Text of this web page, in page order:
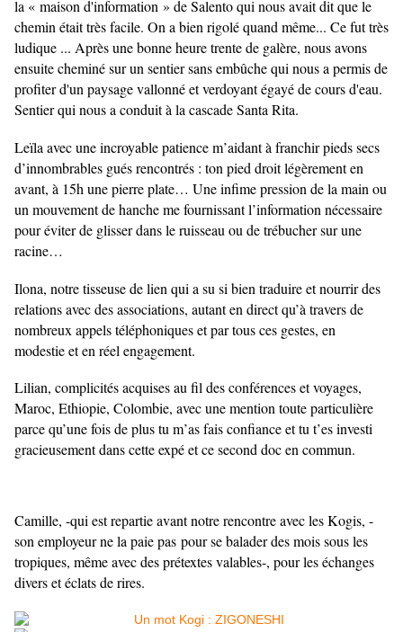
la « maison d'information » de Salento qui nous avait dit que le
chemin était très facile. On a bien rigolé quand même... Ce fut très
ludique ... Après une bonne heure trente de galère, nous avons
ensuite cheminé sur un sentier sans embûche qui nous a permis de
profiter d'un paysage vallonné et verdoyant égayé de cours d'eau.
Sentier qui nous a conduit à la cascade Santa Rita.
Leïla avec une incroyable patience m’aidant à franchir pieds secs
d’innombrables gués rencontrés : ton pied droit légèrement en
avant, à 15h une pierre plate… Une infime pression de la main ou
un mouvement de hanche me fournissant l’information nécessaire
pour éviter de glisser dans le ruisseau ou de trébucher sur une
racine…
Ilona, notre tisseuse de lien qui a su si bien traduire et nourrir des
relations avec des associations, autant en direct qu’à travers de
nombreux appels téléphoniques et par tous ces gestes, en
modestie et en réel engagement.
Lilian, complicités acquises au fil des conférences et voyages,
Maroc, Ethiopie, Colombie, avec une mention toute particulière
parce qu’une fois de plus tu m’as fais confiance et tu t’es investi
gracieusement dans cette expé et ce second doc en commun.
Camille, -qui est repartie avant notre rencontre avec les Kogis, -
son employeur ne la paie pas pour se balader des mois sous les
tropiques, même avec des prétextes valables-, pour les échanges
divers et éclats de rires.